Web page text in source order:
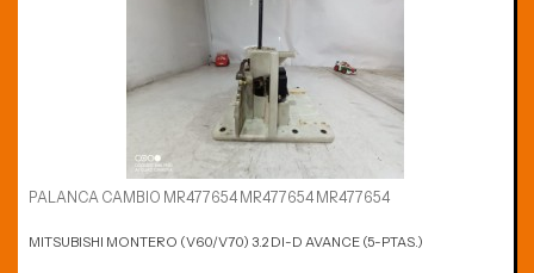
PALANCA CAMBIO MR477654 MR477654 MR477654
MITSUBISHI MONTERO (V60/V70) 3.2 DI-D AVANCE (5-PTAS.)